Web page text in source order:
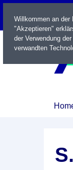
Willkommen an der
"Akzeptieren"
der Verwendung
verwandten